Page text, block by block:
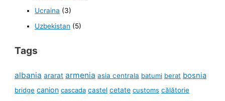
Ucraina (3)
Uzbekistan (5)
Tags
albania ararat armenia asia centrala batumi berat bosnia
bridge canion cascada castel cetate customs călătorie